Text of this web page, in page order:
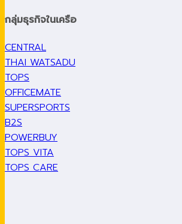
กลุ่มธุรกิจในเครือ
CENTRAL
THAI WATSADU
TOPS
OFFICEMATE
SUPERSPORTS
B2S
POWERBUY
TOPS VITA
TOPS CARE